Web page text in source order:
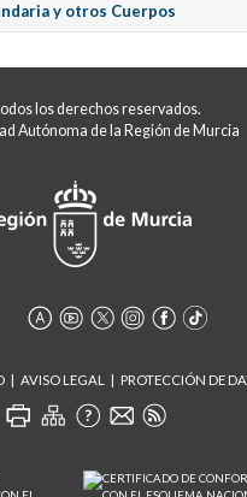
y otros Cuerpos
los derechos reservados.
Autónoma de la Región de Murcia
AVISO LEGAL PROTECCIÓN DE